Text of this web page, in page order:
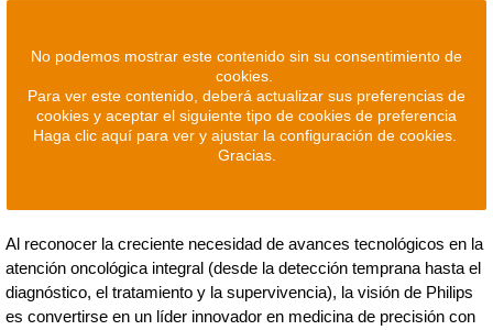
No podemos mostrar este contenido sin su consentimiento de
cookies.
Para ver este contenido, deberá actualizar sus preferencias de
cookies y aceptar el siguiente tipo de cookies de preferencia
Haga clic aquí para ver y ajustar la configuración de cookies.
Gracias.
Al reconocer la creciente necesidad de avances tecnológicos en la
atención oncológica integral (desde la detección temprana hasta el
diagnóstico, el tratamiento y la supervivencia), la visión de Philips
es convertirse en un líder innovador en medicina de precisión con